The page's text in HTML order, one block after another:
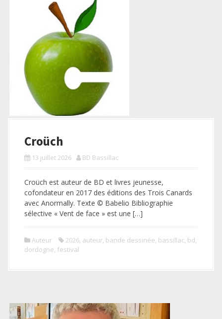
Croüch
13 juillet 2026 BD Bassillac
Croüch est auteur de BD et livres jeunesse,
cofondateur en 2017 des éditions des Trois Canards
avec Anormally. Texte © Babelio Bibliographie
sélective « Vent de face » est une […]
Auteur 2026, auteur, bande dessinée, bassillac, bd,
dordogne, festival